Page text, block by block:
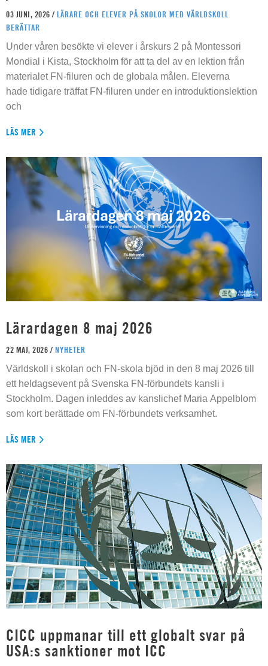
03 JUNI, 2026 / LÄRARE OCH ELEVER PÅ SKOLOR MED VÄRLDSKOLL
BERÄTTAR
Under våren besökte vi elever i årskurs 2 på Montessori
Mondial i Kista, Stockholm för att ta del av en lektion från
materialet FN-filuren och de globala målen. Eleverna
hade tidigare träffat FN-filuren under en introduktionslektion
och
LÄS MER
Lärardagen 8 maj 2026
22 MAJ, 2026 / NYHETER
Världskoll i skolan och FN-skola bjöd in den 8 maj 2026 till
ett heldagsevent på Svenska FN-förbundets kansli i
Stockholm. Dagen inleddes av kanslichef Maria Appelblom
som kort berättade om FN-förbundets verksamhet.
LÄS MER
CICC uppmanar till ett globalt svar på
USA:s sanktioner mot ICC